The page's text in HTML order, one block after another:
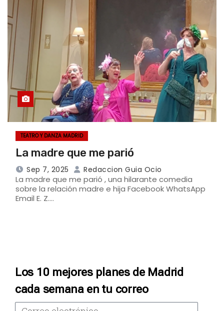
TEATRO Y DANZA MADRID
La madre que me parió
Sep 7, 2025 Redaccion Guia Ocio
La madre que me parió , una hilarante comedia
sobre la relación madre e hija Facebook WhatsApp
Email E. Z.…
Los 10 mejores planes de Madrid
cada semana en tu correo